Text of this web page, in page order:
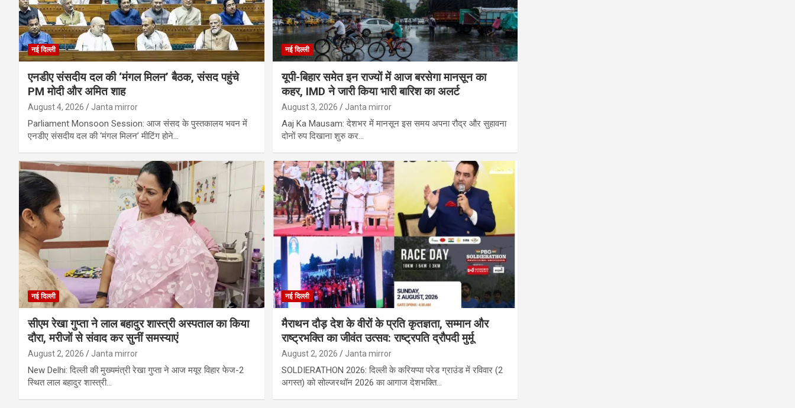
नई दिल्ली
एनडीए संसदीय दल की ‘मंगल मिलन’ बैठक, संसद पहुंचे
PM मोदी और अमित शाह
August 4, 2026 Janta mirror
Parliament Monsoon Session: आज संसद के पुस्तकालय भवन में
एनडीए संसदीय दल की ‘मंगल मिलन’ मीटिंग होने…
नई दिल्ली
यूपी-बिहार समेत इन राज्यों में आज बरसेगा मानसून का
कहर, IMD ने जारी किया भारी बारिश का अलर्ट
August 3, 2026 Janta mirror
Aaj Ka Mausam: देशभर में मानसून इस समय अपना रौद्र और सुहावना
दोनों रुप दिखाना शुरु कर…
नई दिल्ली
सीएम रेखा गुप्ता ने लाल बहादुर शास्त्री अस्पताल का किया
दौरा, मरीजों से संवाद कर सुनीं समस्याएं
August 2, 2026 Janta mirror
New Delhi: दिल्ली की मुख्यमंत्री रेखा गुप्ता ने आज मयूर विहार फेज-2
स्थित लाल बहादुर शास्त्री…
नई दिल्ली
मैराथन दौड़ देश के वीरों के प्रति कृतज्ञता, सम्मान और
राष्ट्रभक्ति का जीवंत उत्सव: राष्ट्रपति द्रौपदी मुर्मू
August 2, 2026 Janta mirror
SOLDIERATHON 2026: दिल्ली के करियप्पा परेड ग्राउंड में रविवार (2
अगस्त) को सोल्जरथॉन 2026 का आगाज देशभक्ति…